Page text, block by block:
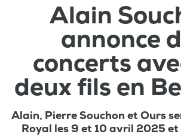
Alain
annonce
concerts
deux fils en
Alain, Pierre Souchon et Ours
Royal les 9 et 10 avril 2025 et